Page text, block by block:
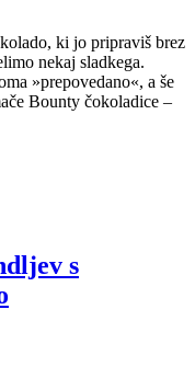
ki jo pripraviš brez
nekaj sladkega.
»prepovedano«, a še
Bounty čokoladice –
s